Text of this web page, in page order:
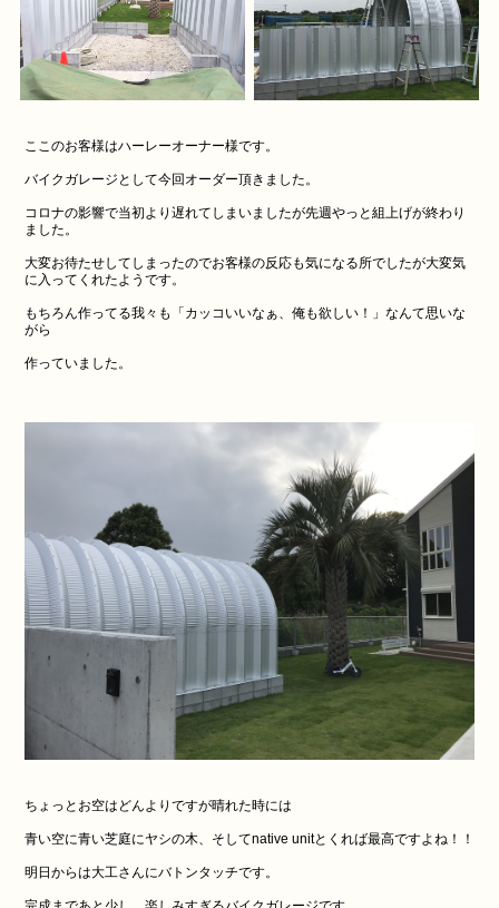
ここのお客様はハーレーオーナー様です。
バイクガレージとして今回オーダー頂きました。
コロナの影響で当初より遅れてしまいましたが先週やっと組上げが終わり
ました。
大変お待たせしてしまったのでお客様の反応も気になる所でしたが大変気
に入ってくれたようです。
もちろん作ってる我々も「カッコいいなぁ、俺も欲しい！」なんて思いな
がら
作っていました。
ちょっとお空はどんよりですが晴れた時には
青い空に青い芝庭にヤシの木、そしてnative unitとくれば最高ですよね！！
明日からは大工さんにバトンタッチです。